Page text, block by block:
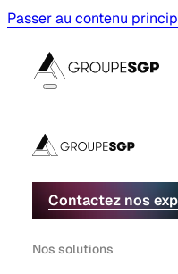
Passer au contenu
Contactez nos
Nos solutions